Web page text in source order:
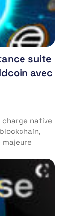
suite
avec
charge native
majeure